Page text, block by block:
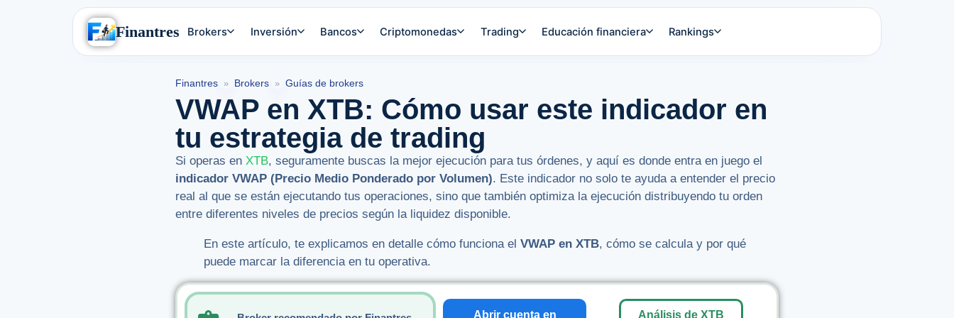
Finantres Brokers Inversión Bancos Criptomonedas Trading Educación financiera Rankings
Finantres » Brokers » Guías de brokers
VWAP en XTB: Cómo usar este indicador en
tu estrategia de trading
Si operas en XTB, seguramente buscas la mejor ejecución para tus órdenes, y aquí es donde entra en juego el
indicador VWAP (Precio Medio Ponderado por Volumen). Este indicador no solo te ayuda a entender el precio
real al que se están ejecutando tus operaciones, sino que también optimiza la ejecución distribuyendo tu orden
entre diferentes niveles de precios según la liquidez disponible.
En este artículo, te explicamos en detalle cómo funciona el VWAP en XTB, cómo se calcula y por qué
puede marcar la diferencia en tu operativa.
Abrir cuenta en
Análisis de XTB